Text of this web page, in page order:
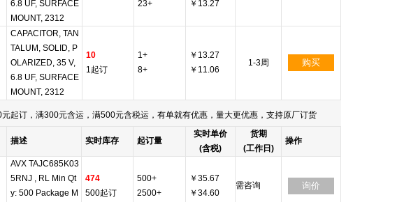
6.8 UF, SURFACE
MOUNT, 2312
23+
￥13.27
CAPACITOR, TAN
TALUM, SOLID, P
OLARIZED, 35 V,
6.8 UF, SURFACE
MOUNT, 2312
10
1起订
1+
8+
￥13.27
￥11.06
1-3周 购买
起订，满300元含运，满500元含税运，有单就有优惠，量大更优惠，支持原厂订货
描述 实时库存 起订量
实时单价
(含税)
货期
(工作日)
操作
AVX TAJC685K03
5RNJ , RL Min Qt
y: 500 Package M
474
500起订
500+
2500+
￥35.67
￥34.60
需咨询 询价